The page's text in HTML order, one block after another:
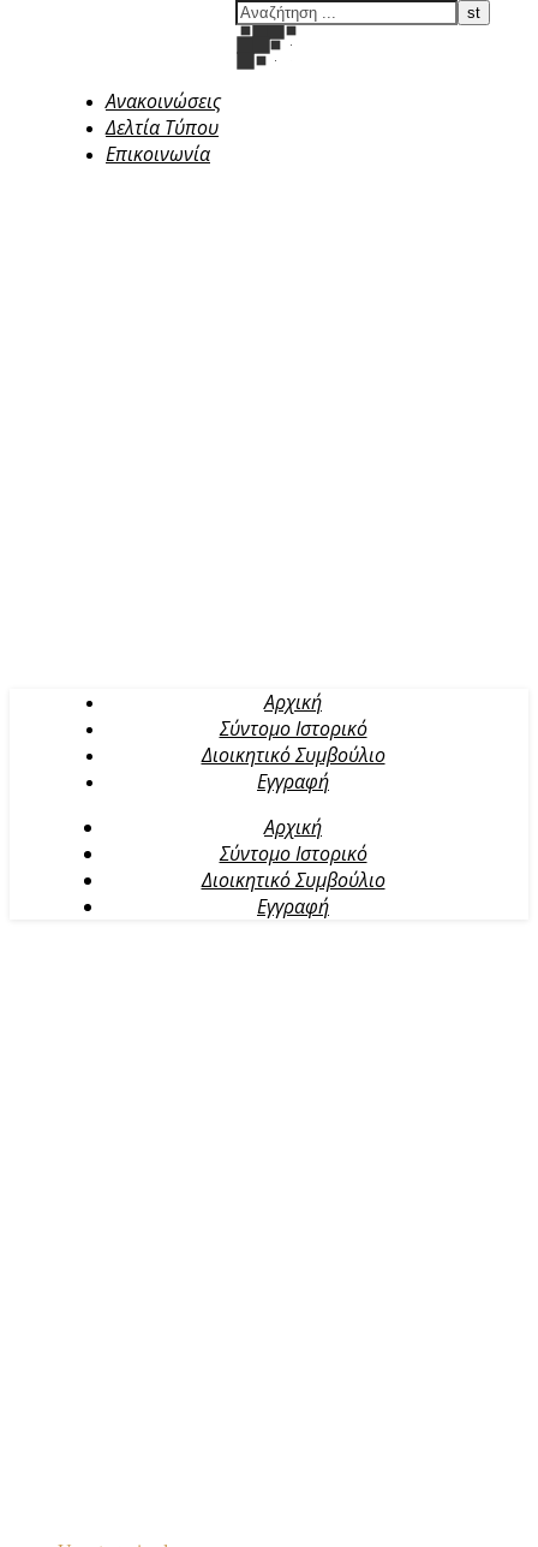
Ανακοινώσεις
Δελτία Τύπου
Επικοινωνία
Αρχική
Σύντομο Ιστορικό
Διοικητικό Συμβούλιο
Εγγραφή
Αρχική
Σύντομο Ιστορικό
Διοικητικό Συμβούλιο
Εγγραφή